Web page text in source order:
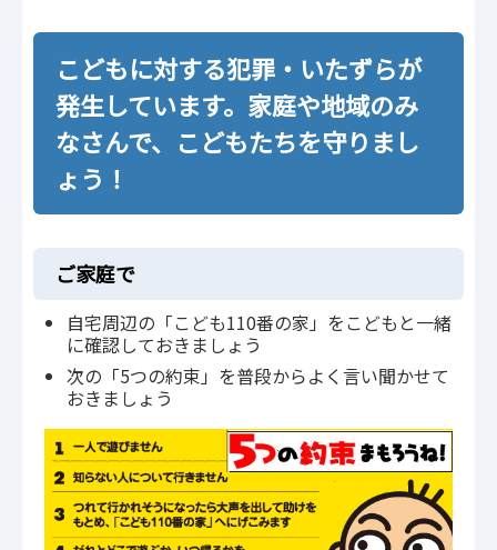
こどもに対する犯罪・ いたずらが
発生しています。家庭や地域のみ
なさんで、こどもたちを守りまし
ょう！
ご家庭で
自宅周辺の「こども110番の家」をこどもと一緒
に確認しておきましょう
次の「5つの約束」を普段からよく言い聞かせて
おきましょう